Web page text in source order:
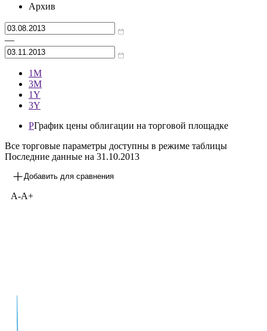
Архив
—
1М
3М
1Y
3Y
PГрафик цены облигации на торговой площадке
Все торговые параметры доступны в режиме таблицы
Последние данные на 31.10.2013
Добавить для сравнения